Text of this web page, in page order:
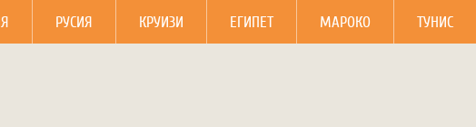
РУСИЯ КРУИЗИ ЕГИПЕТ МАРОКО ТУНИС